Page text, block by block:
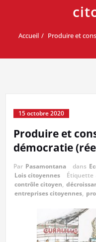
Accueil Produire et
15 octobre 2020
Produire et
démocratie
Par Pasamontana dans
Lois citoyennes
Étiquette
contrôle citoyen,
entreprises citoyennes,